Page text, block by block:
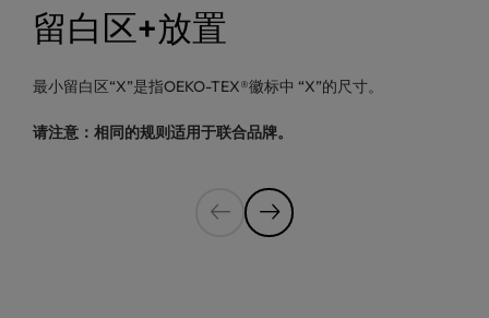
留白区+放置
最小留白区“X”是指OEKO-TEX®徽标中 “X”的尺寸。
请注意：相同的规则适用于联合品牌。